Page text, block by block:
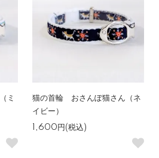
ミ
猫の首輪 おさんぽ猫さん（ネ
イビー）
1,600円(税込)